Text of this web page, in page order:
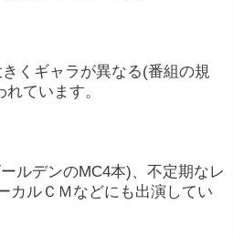
くギャラが異なる(番組の規
ています。
ルデンのMC4本)、不定期なレ
カルＣＭなどにも出演してい